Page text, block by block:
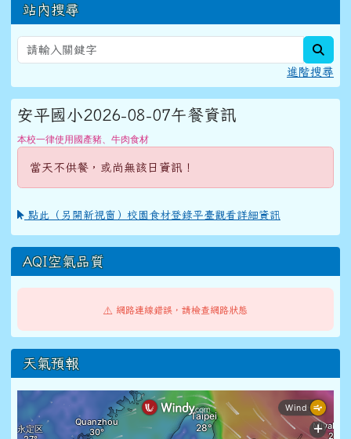
站內搜尋
進階搜尋
安平國小2026-08-07午餐資訊
本校一律使用國產豬、牛肉食材
當天不供餐，或尚無該日資訊！
點此（另開新視窗）校園食材登錄平臺觀看詳細資訊
AQI空氣品質
⚠️ 網路連線錯誤，請檢查網路狀態
天氣預報